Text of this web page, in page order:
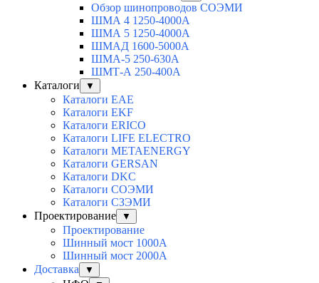
Обзор шинопроводов СОЭМИ
ШМА 4 1250-4000А
ШМА 5 1250-4000А
ШМАД 1600-5000А
ШМА-5 250-630А
ШМТ-А 250-400А
Каталоги
▼
Каталоги EAE
Каталоги EKF
Каталоги ERICO
Каталоги LIFE ELECTRO
Каталоги METAENERGY
Каталоги GERSAN
Каталоги DKC
Каталоги СОЭМИ
Каталоги СЗЭМИ
Проектирование
▼
Проектирование
Шинный мост 1000А
Шинный мост 2000А
Доставка
▼